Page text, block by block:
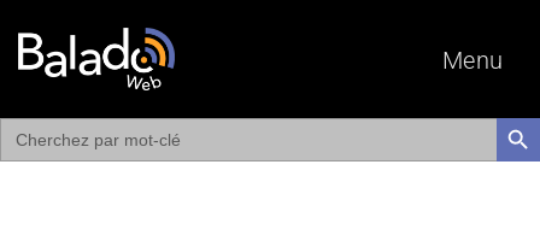
Menu
Search
for: